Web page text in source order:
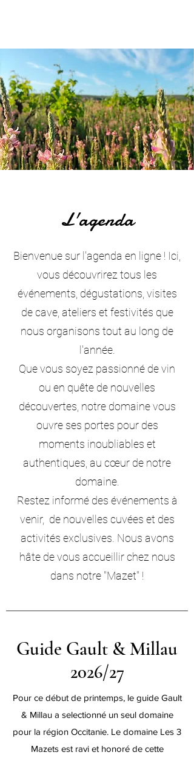
L'agenda
Bienvenue sur l'agenda en ligne ! Ici,
vous découvrirez tous les
événements, dégustations, visites
de cave, ateliers et festivités que
nous organisons tout au long de
l'année.
Que vous soyez passionné de vin
ou en quête de nouvelles
découvertes, notre domaine vous
ouvre ses portes pour des
moments inoubliables et
authentiques, au cœur de notre
domaine.
Restez informé des événements à
venir, de nouvelles cuvées et des
activités exclusives. Nous avons
hâte de vous accueillir chez nous
dans notre "Mazet" !
Guide Gault & Millau
2026/27
Pour ce début de printemps, le guide Gault
& Millau a selectionné un seul domaine
pour la région Occitanie. Le domaine Les 3
Mazets est ravi et honoré de cette